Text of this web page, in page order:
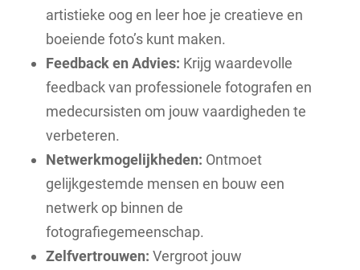
artistieke oog en leer hoe je creatieve en
boeiende foto’s kunt maken.
Feedback en Advies: Krijg waardevolle
feedback van professionele fotografen en
medecursisten om jouw vaardigheden te
verbeteren.
Netwerkmogelijkheden: Ontmoet
gelijkgestemde mensen en bouw een
netwerk op binnen de
fotografiegemeenschap.
Zelfvertrouwen: Vergroot jouw